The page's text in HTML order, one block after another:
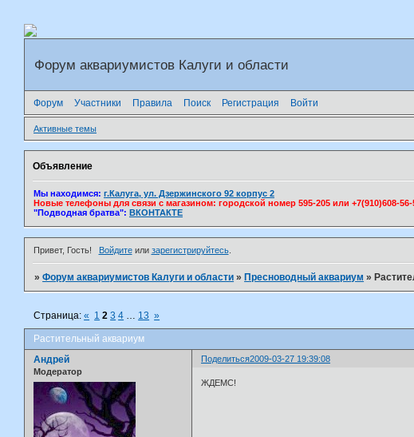
Форум аквариумистов Калуги и области
Форум Участники Правила Поиск Регистрация Войти
Активные темы
Объявление
Мы находимся: г.Калуга, ул. Дзержинского 92 корпус 2
Новые телефоны для связи с магазином: городской номер 595-205 или +7(910)608-
"Подводная братва": ВКОНТАКТЕ
Привет, Гость! Войдитеили зарегистрируйтесь.
»Форум аквариумистов Калуги и области » Пресноводный аквариум »
Растительный аквариум
Страница:« 1 2 3 4 … 13 »
Поделиться2009-03-27 19:39:08
Андрей
Модератор
ЖДЕМС!